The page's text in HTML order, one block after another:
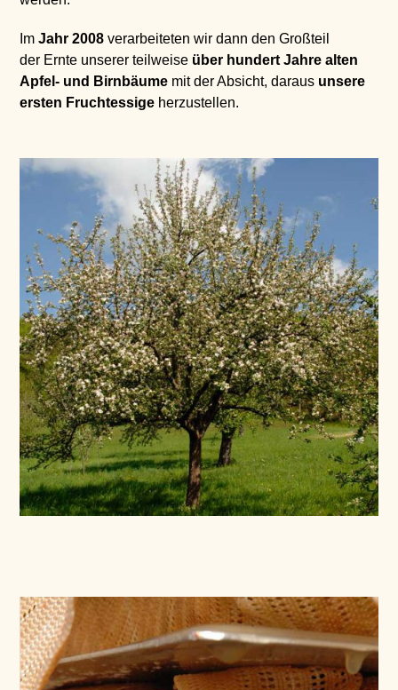
ImJahr 2008 verarbeiteten wir dann den Großteil
der Ernte unserer teilweise über hundert Jahre alten
Apfel- und Birnbäume mit der Absicht, daraus unsere
ersten Fruchtessige herzustellen.